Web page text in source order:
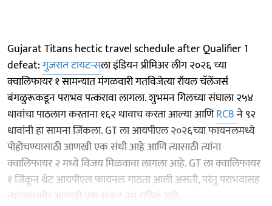
Gujarat Titans hectic travel schedule after Qualifier 1
defeat:गुजरात टायटन्सला इंडियन प्रीमिअर लीग २०२६ च्या
क्वालिफायर १ सामन्यात मंगळवारी गतविजेत्या रॉयल चॅलेंजर्स
बंगळुरूकडून पराभव पत्करावा लागला. शुभमन गिलच्या संघाला २५४
धावांचा पाठलाग करताना १६२ धावाच करता आल्या आणिRCBने ९२
धावांनी हा सामना जिंकला. GT ला आयपीएल २०२६च्या फायनलमध्ये
पोहोचण्यासाठी आणखी एक संधी आहे आणि त्यासाठी त्यांना
क्वालिफायर २ मध्ये विजय मिळवावा लागला आहे. GT ला क्वालिफायर
१ जिंकून थेट आयपीएल फायनल गाठता आली असती, परंतु पराभवासह
त्यांच्यासमोर आणखी एक संकट उभं राहिलं आहे.